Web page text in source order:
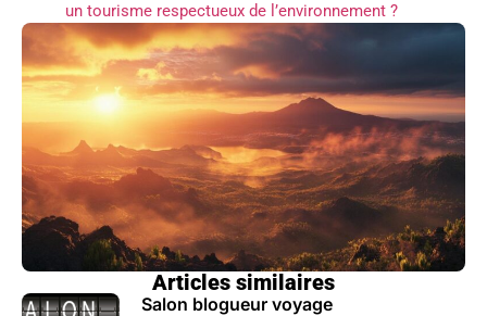
un tourisme respectueux de l’environnement ?
Articles similaires
Salon blogueur voyage